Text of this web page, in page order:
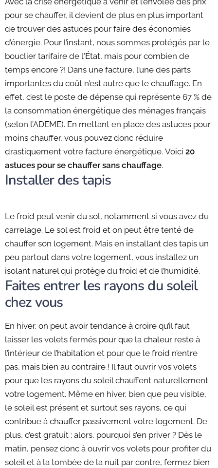
pour se chauffer, il devient de plus en plus important
de trouver des astuces pour faire des économies
d’énergie. Pour l’instant, nous sommes protégés par le
bouclier tarifaire de l'État, mais pour combien de
temps encore ?! Dans une facture, l’une des parts
importantes du coût n’est autre que le chauffage. En
effet, c’est le poste de dépense qui représente 67 % de
la consommation énergétique des ménages français
(selon l’ADEME). En mettant en place des astuces pour
moins chauffer, vous pouvez donc réduire
drastiquement votre facture énergétique. Voici 20
astuces pour se chauffer sans chauffage.
Installer des tapis
Le froid peut venir du sol, notamment si vous avez du
carrelage. Le sol est froid et on peut être tenté de
chauffer son logement. Mais en installant des tapis un
peu partout dans votre logement, vous installez un
isolant naturel qui protège du froid et de l’humidité.
Faites entrer les rayons du soleil
chez vous
En hiver, on peut avoir tendance à croire qu’il faut
laisser les volets fermés pour que la chaleur reste à
l’intérieur de l’habitation et pour que le froid n’entre
pas, mais bien au contraire ! Il faut ouvrir vos volets
pour que les rayons du soleil chauffent naturellement
votre logement. Même en hiver, bien que peu visible,
le soleil est présent et surtout ses rayons, ce qui
contribue à chauffer passivement votre logement. De
plus, c’est gratuit ; alors, pourquoi s’en priver ? Dès le
matin, pensez donc à ouvrir vos volets pour profiter du
soleil et à la tombée de la nuit par contre, fermez bien